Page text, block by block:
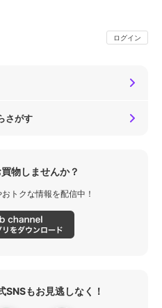
ログイン
さがす
物しませんか？
トクな情報を配信中！
SNSもお見逃しなく！